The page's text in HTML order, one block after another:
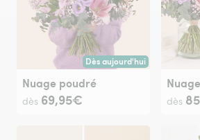
Dès aujourd'hui
Livraison dès aujourd'hui
Nuage poudré
dès 69,95€ dès